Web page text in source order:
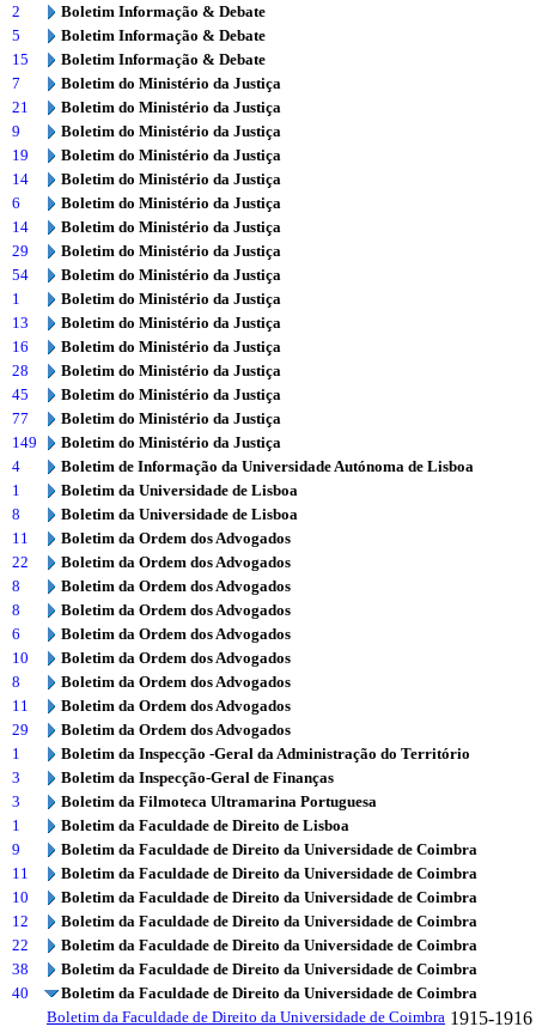
2
Boletim Informação & Debate
5
Boletim Informação & Debate
15
Boletim Informação & Debate
7
Boletim do Ministério da Justiça
21
Boletim do Ministério da Justiça
9
Boletim do Ministério da Justiça
19
Boletim do Ministério da Justiça
14
Boletim do Ministério da Justiça
6
Boletim do Ministério da Justiça
14
Boletim do Ministério da Justiça
29
Boletim do Ministério da Justiça
54
Boletim do Ministério da Justiça
1
Boletim do Ministério da Justiça
13
Boletim do Ministério da Justiça
16
Boletim do Ministério da Justiça
28
Boletim do Ministério da Justiça
45
Boletim do Ministério da Justiça
77
Boletim do Ministério da Justiça
149
Boletim do Ministério da Justiça
4
Boletim de Informação da Universidade Autónoma de Lisboa
1
Boletim da Universidade de Lisboa
8
Boletim da Universidade de Lisboa
11
Boletim da Ordem dos Advogados
22
Boletim da Ordem dos Advogados
8
Boletim da Ordem dos Advogados
8
Boletim da Ordem dos Advogados
6
Boletim da Ordem dos Advogados
10
Boletim da Ordem dos Advogados
8
Boletim da Ordem dos Advogados
11
Boletim da Ordem dos Advogados
29
Boletim da Ordem dos Advogados
1
Boletim da Inspecção -Geral da Administração do Território
3
Boletim da Inspecção-Geral de Finanças
3
Boletim da Filmoteca Ultramarina Portuguesa
1
Boletim da Faculdade de Direito de Lisboa
9
Boletim da Faculdade de Direito da Universidade de Coimbra
11
Boletim da Faculdade de Direito da Universidade de Coimbra
10
Boletim da Faculdade de Direito da Universidade de Coimbra
12
Boletim da Faculdade de Direito da Universidade de Coimbra
22
Boletim da Faculdade de Direito da Universidade de Coimbra
38
Boletim da Faculdade de Direito da Universidade de Coimbra
40
Boletim da Faculdade de Direito da Universidade de Coimbra
Boletim da Faculdade de Direito da Universidade de Coimbra 1915-1916